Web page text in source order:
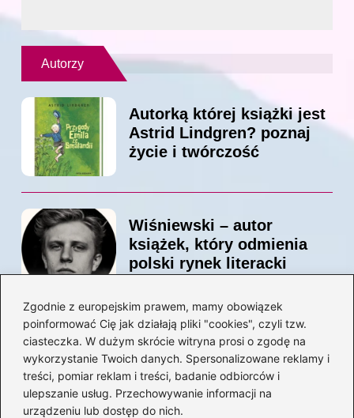
Zgodnie z europejskim prawem, mamy obowiązek
poinformować Cię jak działają pliki "cookies", czyli tzw.
ciasteczka. W dużym skrócie witryna prosi o zgodę na
wykorzystanie Twoich danych. Spersonalizowane reklamy i
treści, pomiar reklam i treści, badanie odbiorców i
ulepszanie usług. Przechowywanie informacji na
urządzeniu lub dostęp do nich.
Autorzy
Autorką której książki jest
Astrid Lindgren? poznaj
życie i twórczość
Wiśniewski – autor
książek, który odmienia
polski rynek literacki
Magiczne kulisy życia
autora książki o Kubusiu
Puchatku